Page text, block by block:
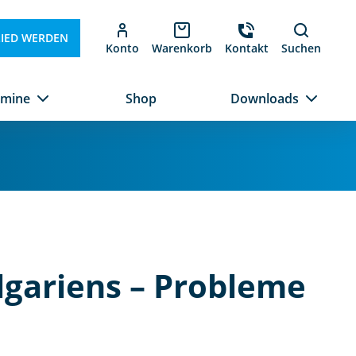
WERDEN
Konto Warenkorb Kontakt Suchen
Shop Downloads
– Probleme